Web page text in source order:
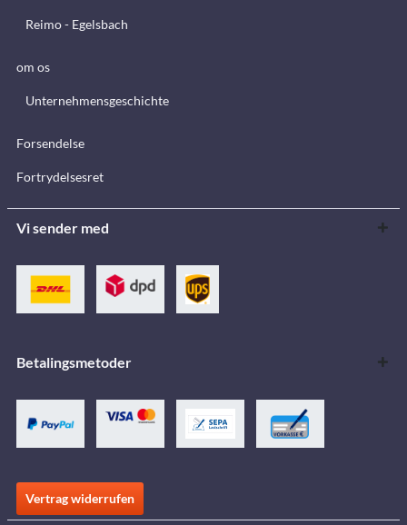
Reimo - Egelsbach
om os
Unternehmensgeschichte
Forsendelse
Fortrydelsesret
Vi sender med
Betalingsmetoder
Vertrag widerrufen